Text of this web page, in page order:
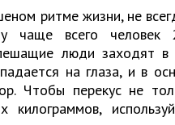
ритме жизни, не
чаще всего человек
люди заходят в
на глаза, и в
Чтобы перекус не